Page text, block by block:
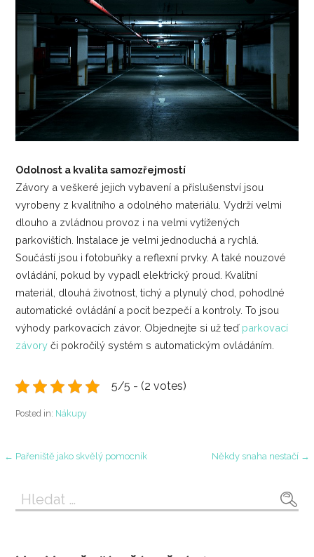
Odolnost a kvalita samozřejmostí
Závory a veškeré jejich vybavení a příslušenství jsou
vyrobeny z kvalitního a odolného materiálu. Vydrží velmi
dlouho a zvládnou provoz i na velmi vytížených
parkovištích. Instalace je velmi jednoduchá a rychlá.
Součástí jsou i fotobuňky a reflexní prvky. A také nouzové
ovládání, pokud by vypadl elektrický proud. Kvalitní
materiál, dlouhá životnost, tichý a plynulý chod, pohodlné
automatické ovládání a pocit bezpečí a kontroly. To jsou
výhody parkovacích závor. Objednejte si už teď parkovací
závoryči pokročilý systém s automatickým ovládáním.
5/5 - (2 votes)
Posted in: Nákupy
Navigace
pro
příspěvek
← Pařeniště jako skvělý pomocník Někdy snaha nestačí →
Vyhledávání